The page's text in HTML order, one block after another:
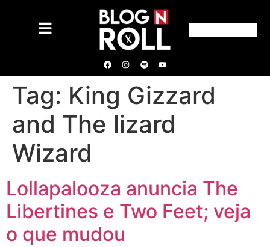
Tag: King Gizzard
and The lizard
Wizard
Lollapalooza anuncia The
Libertines e Two Feet; veja
o que mudou